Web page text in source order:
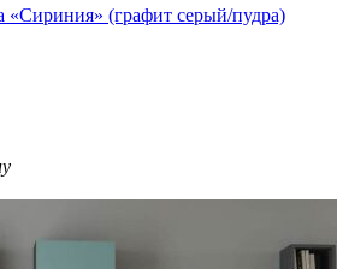
«Сириния» (графит серый/пудра)